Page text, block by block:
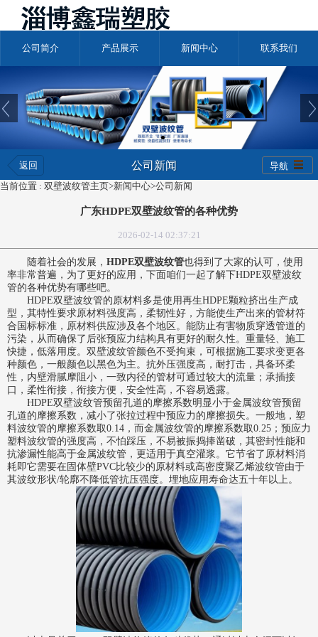
公司简介 产品展示 新闻中心 联系我们
返回 公司新闻
导航
当前位置 : 双壁波纹管主页>新闻中心>公司新闻
广东HDPE双壁波纹管的各种优势
2026-02-14 02:37:21
随着社会的发展， HDPE双壁波纹管也得到了大家的认可，使用
率非常普遍，为了更好的应用，下面咱们一起了解下HDPE双壁波纹
管的各种优势有哪些吧。
HDPE双壁波纹管的原材料多是使用再生HDPE颗粒挤出生产成
型，其特性要求原材料强度高，柔韧性好，方能使生产出来的管材符
合国标标准，原材料供应涉及各个地区。能防止有害物质穿透管道的
污染，从而确保了后张预应力结构具有更好的耐久性。重量轻、施工
快捷，低落用度。双壁波纹管颜色不受拘束，可根据施工要求变更各
种颜色，一般颜色以黑色为主。抗外压强度高，耐打击，具备环柔
性，内壁滑腻摩阻小，一致内径的管材可通过较大的流量；承插接
口，柔性衔接，衔接方便，安全性高，不容易透露。
HDPE双壁波纹管预留孔道的摩擦系数明显小于金属波纹管预留
孔道的摩擦系数，减小了张拉过程中预应力的摩擦损失。一般地，塑
料波纹管的摩擦系数取0.14，而金属波纹管的摩擦系数取0.25；预应力
塑料波纹管的强度高，不怕踩压，不易被振捣捧凿破，其密封性能和
抗渗漏性能高于金属波纹管，更适用于真空灌浆。它节省了原材料消
耗即它需要在固体壁PVC比较少的原材料或高密度聚乙烯波纹管由于
其波纹形状/轮廓不降低管抗压强度。埋地应用寿命达五十年以上。